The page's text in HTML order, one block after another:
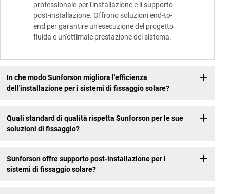
professionale per l'installazione e il supporto
post-installazione. Offrono soluzioni end-to-
end per garantire un'esecuzione del progetto
fluida e un'ottimale prestazione del sistema.
In che modo Sunforson migliora l'efficienza
dell'installazione per i sistemi di fissaggio solare?
Quali standard di qualità rispetta Sunforson per le sue
soluzioni di fissaggio?
Sunforson offre supporto post-installazione per i
sistemi di fissaggio solare?